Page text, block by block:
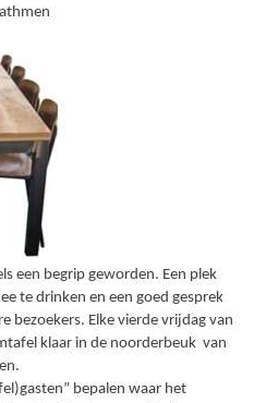
een begrip geworden. Een plek
te drinken en een goed gesprek
bezoekers. Elke vierde vrijdag van
klaar in de noorderbeuk van
bepalen waar het